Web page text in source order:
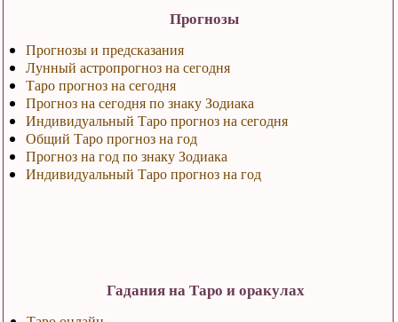
Прогнозы
Прогнозы и предсказания
Лунный астропрогноз на сегодня
Таро прогноз на сегодня
Прогноз на сегодня по знаку Зодиака
Индивидуальный Таро прогноз на сегодня
Общий Таро прогноз на год
Прогноз на год по знаку Зодиака
Индивидуальный Таро прогноз на год
Гадания на Таро и оракулах